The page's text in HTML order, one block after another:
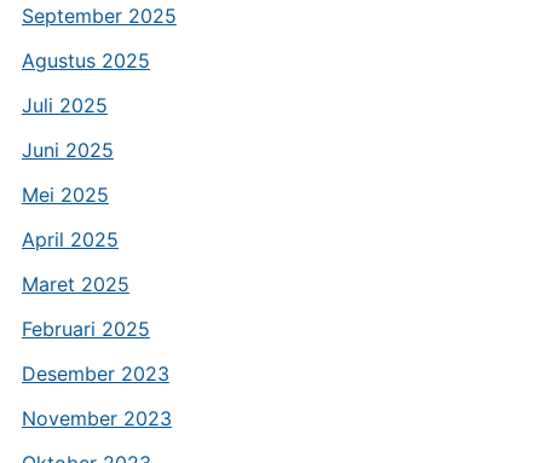
September 2025
Agustus 2025
Juli 2025
Juni 2025
Mei 2025
April 2025
Maret 2025
Februari 2025
Desember 2023
November 2023